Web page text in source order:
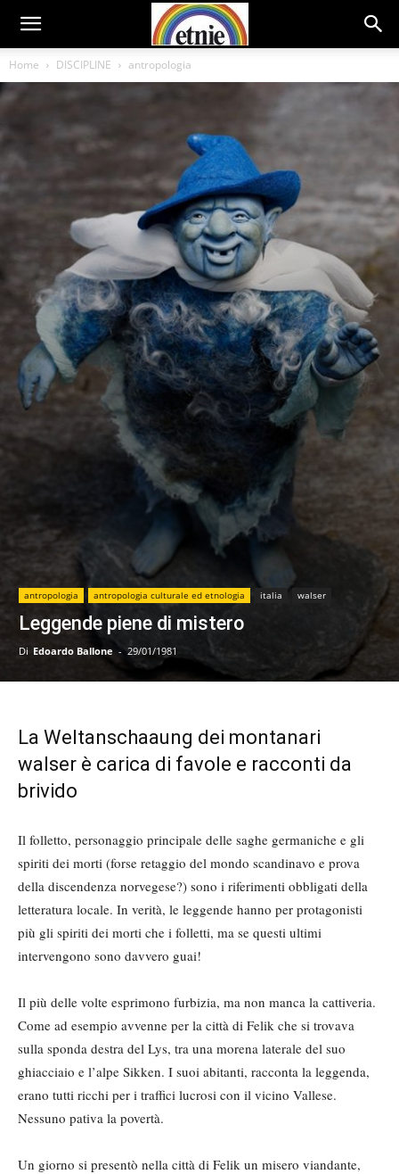
Home DISCIPLINE antropologia
antropologia antropologia culturale ed etnologia italia walser
Leggende piene di mistero
Di Edoardo Ballone - 29/01/1981
La Weltanschaaung dei montanari
walser è carica di favole e racconti da
brivido
Il folletto, personaggio principale delle saghe germaniche e gli
spiriti dei morti (forse retaggio del mondo scandinavo e prova
della discendenza norvegese?) sono i riferimenti obbligati della
letteratura locale. In verità, le leggende hanno per protagonisti
più gli spiriti dei morti che i folletti, ma se questi ultimi
intervengono sono davvero guai!
Il più delle volte esprimono furbizia, ma non manca la cattiveria.
Come ad esempio avvenne per la città di Felik che si trovava
sulla sponda destra del Lys, tra una morena laterale del suo
ghiacciaio e l’alpe Sikken. I suoi abitanti, racconta la leggenda,
erano tutti ricchi per i traffici lucrosi con il vicino Vallese.
Nessuno pativa la povertà.
Un giorno si presentò nella città di Felik un misero viandante,